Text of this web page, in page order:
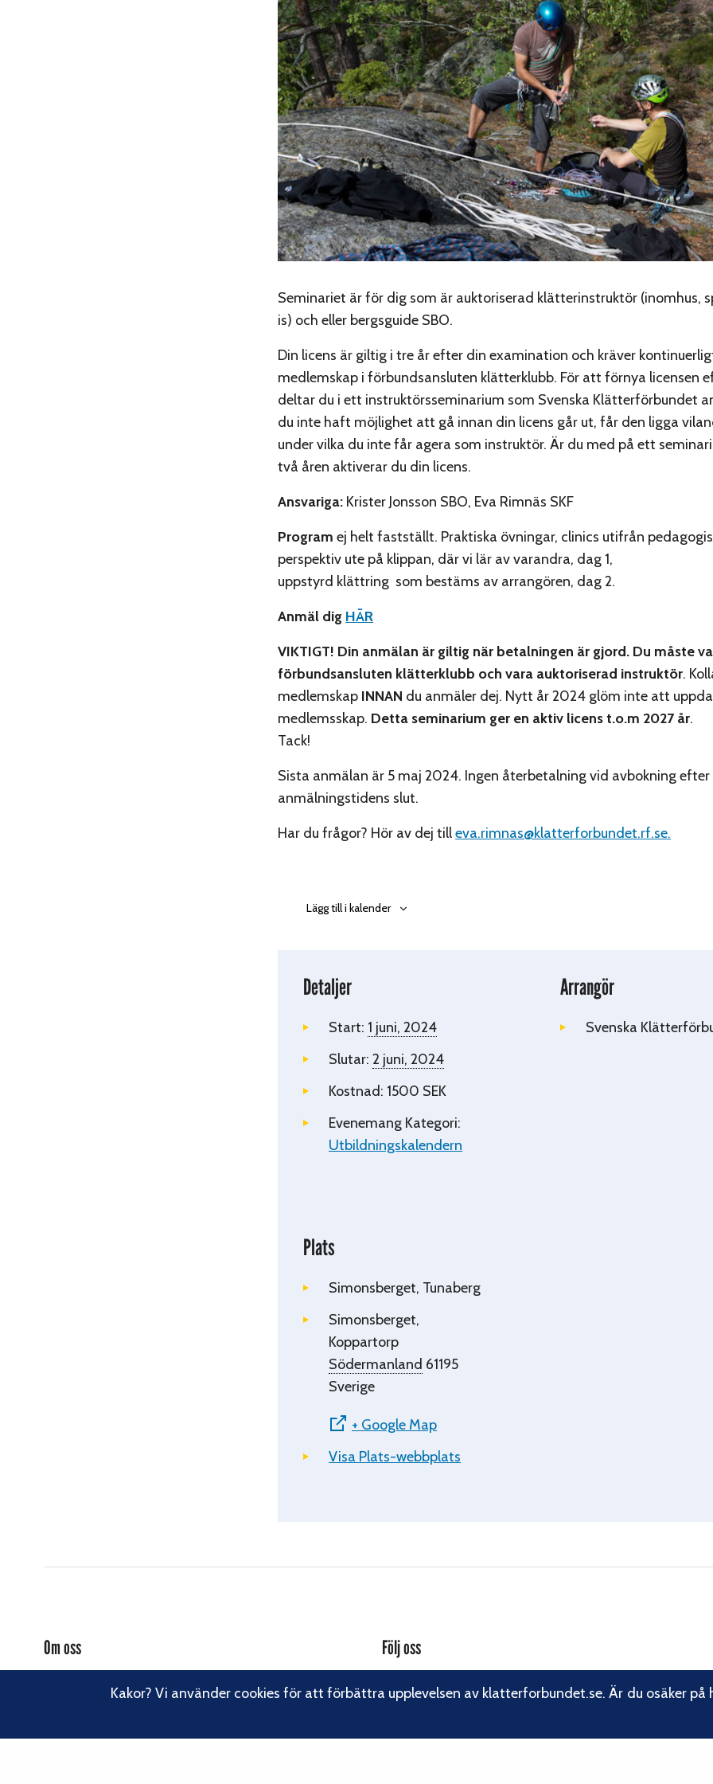
Seminariet är för dig som är auktoriserad klätterinstruktör (inomhus,
is) och eller bergsguide SBO.
Din licens är giltig i tre år efter din examination och kräver
medlemskap i förbundsansluten klätterklubb. För att förnya licensen
deltar du i ett instruktörsseminarium som Svenska Klätterförbundet
du inte haft möjlighet att gå innan din licens går ut, får den ligga
under vilka du inte får agera som instruktör. Är du med på ett
två åren aktiverar du din licens.
Ansvariga: Krister Jonsson SBO, Eva Rimnäs SKF
Program ej helt fastställt. Praktiska övningar, clinics utifrån
perspektiv ute på klippan, där vi lär av varandra, dag 1,
uppstyrd klättring som bestäms av arrangören, dag 2.
Anmäl dig HÄR
VIKTIGT! Din anmälan är giltig när betalningen är gjord. Du måste
förbundsansluten klätterklubb och vara auktoriserad instruktör.
medlemskap INNAN du anmäler dej. Nytt år 2024 glöm inte att
medlemsskap. Detta seminarium ger en aktiv licens t.o.m 2027 år.
Tack!
Sista anmälan är 5 maj 2024. Ingen återbetalning vid avbokning efter
anmälningstidens slut.
Har du frågor? Hör av dej tilleva.rimnas@klatterforbundet.rf.se.
Lägg till i kalender
Detaljer
Start: 1 juni, 2024
Slutar: 2 juni, 2024
Kostnad: 1500 SEK
Evenemang Kategori:
Utbildningskalendern
Arrangör
Svenska
Plats
Simonsberget, Tunaberg
Simonsberget,
Koppartorp
Södermanland 61195
Sverige
+ Google Map
Visa Plats-webbplats
Om oss
16 000 medlemmar. Vi finns från Trelleborg i söder till Kiruna i
Följ oss
Facebook
Instagram
Nyhetsbrev
Kakor? Vi använder cookies för att förbättra upplevelsen av klatterforbundet.se. Är du osäker på